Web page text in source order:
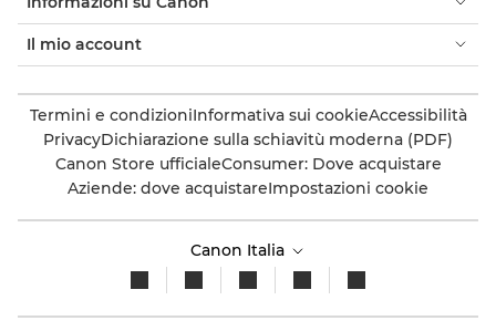
Il mio account
Termini e condizioniInformativa sui cookieAccessibilità
PrivacyDichiarazione sulla schiavitù moderna (PDF)
Canon Store ufficialeConsumer: Dove acquistare
Aziende: dove acquistareImpostazioni cookie
Canon Italia